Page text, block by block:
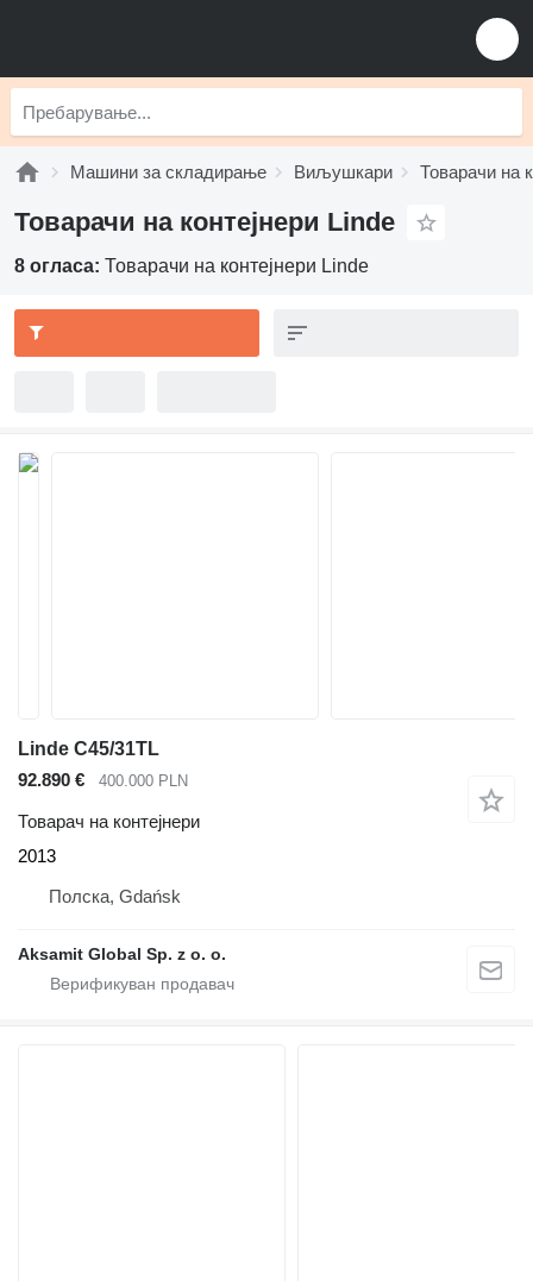
Машини за складирање Виљушкари Товарачи на
Товарачи на контејнери Linde
8 огласа: Товарачи на контејнери Linde
Linde C45/31TL
92.890 €
400.000 PLN
Товарач на контејнери
2013
Полска, Gdańsk
Aksamit Global Sp. z o. o.